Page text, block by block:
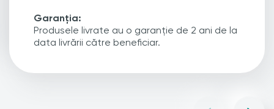
Garanția:
Produsele livrate au o garanție de 2 ani de la
data livrării către beneficiar.